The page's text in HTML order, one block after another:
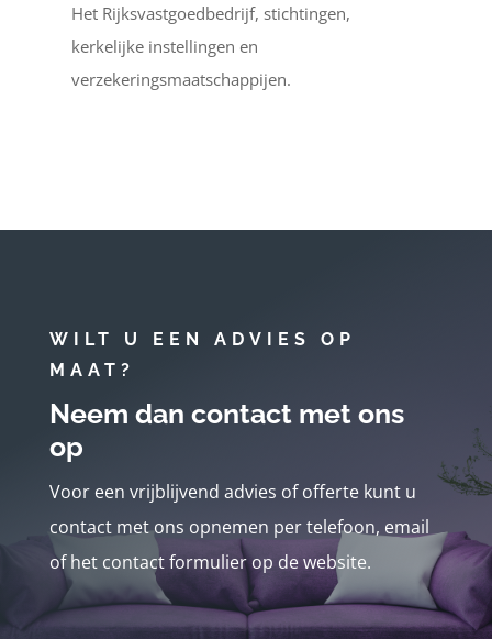
Het Rijksvastgoedbedrijf, stichtingen,
kerkelijke instellingen en
verzekeringsmaatschappijen.
WILT U EEN ADVIES OP
MAAT?
Neem dan contact met ons
op
Voor een vrijblijvend advies of offerte kunt u
contact met ons opnemen per telefoon, email
of het contact formulier op de website.